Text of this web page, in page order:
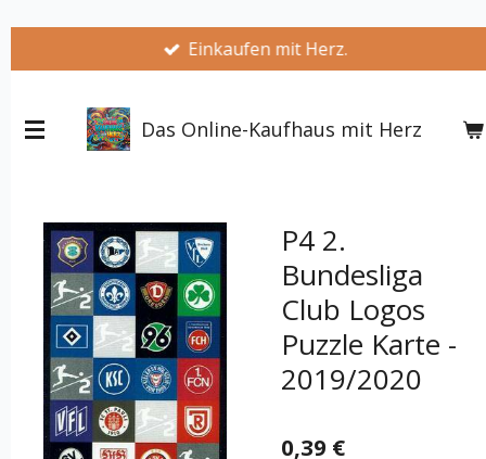
springen
Einkaufen mit Herz.
Das Online-Kaufhaus mit Herz
P4 2.
Bundesliga
Club Logos
Puzzle Karte -
2019/2020
0,39 €